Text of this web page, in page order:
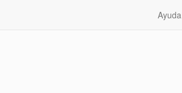
Ayuda